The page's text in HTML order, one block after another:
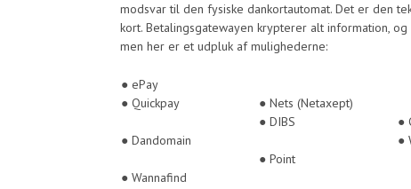
modsvar til den fysiske dankortautomat. Det er den
kort. Betalingsgatewayen krypterer alt information,
men her er et udpluk af mulighederne:
● ePay
● Quickpay
● Dandomain
● Wannafind
● Nets (Netaxept)
● DIBS
● Point
●
●